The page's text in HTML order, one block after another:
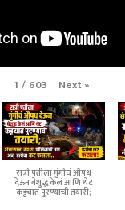
1 / 603 Next»
रात्री पतीला गुंगीचं औषध
देऊन बेशुद्ध केलं आणि थेट
कट्ट्यात पुरण्याची तयारी;